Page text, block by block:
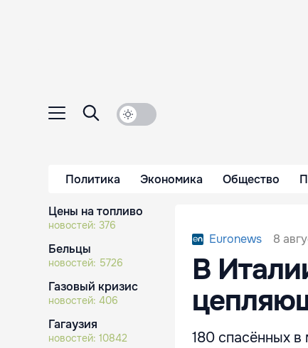
Политика Экономика Общество
Цены на топливо
новостей: 376
Бельцы
новостей: 5726
Газовый кризис
новостей: 406
Гагаузия
новостей: 10842
Euronews 8
В
180 спасённых